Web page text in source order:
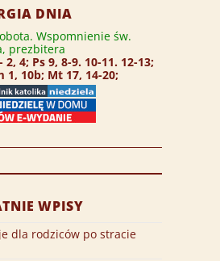
DNIA
Wspomnienie św.
prezbitera
2, 4; Ps 9, 8-9. 10-11. 12-13;
1, 10b; Mt 17, 14-20;
WPISY
dla rodziców po stracie